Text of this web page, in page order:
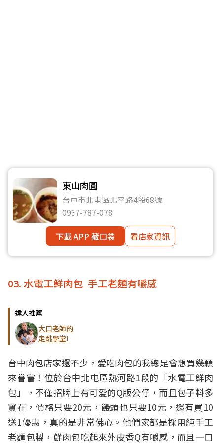
東山肉圓
台中市北屯區北平路4段68號
0937-787-078
下載 APP 藏口袋
看店家資訊
03. 水電工鮮肉包 手工老麵有嚼感
達人推薦
大口老師的
走跳學堂!
台中肉包店家還不少，愛吃肉包的我總是會想買幾顆
來嘗嘗！位於台中北屯區熱河路1段的「水電工鮮肉
包」，不僅招牌上有可愛的Q版公仔，而且包子料多
實在，價格只要20元，饅頭也只要10元，還有買10
送1優惠，真的是非常佛心。他們家都是採用純手工
老麵包製，鮮肉包吃起來外皮香Q有嚼感，而且一口